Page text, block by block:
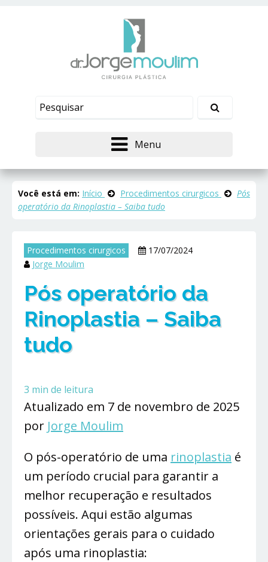
Menu
Você está em: Início Procedimentos cirurgicos
Pós
operatório da Rinoplastia – Saiba tudo
Procedimentos cirurgicos
17/07/2024
Jorge Moulim
Pós operatório da
Rinoplastia – Saiba
tudo
3 min de leitura
Atualizado em 7 de novembro de 2025
por Jorge Moulim
O pós-operatório de uma rinoplastia é
um período crucial para garantir a
melhor recuperação e resultados
possíveis. Aqui estão algumas
orientações gerais para o cuidado
após uma rinoplastia: